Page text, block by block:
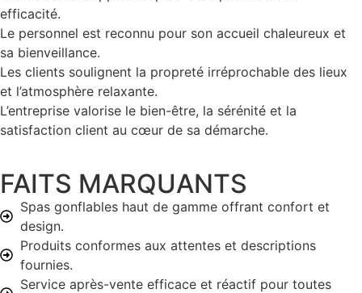
efficacité.
Le personnel est reconnu pour son accueil chaleureux et
sa bienveillance.
Les clients soulignent la propreté irréprochable des lieux
et l’atmosphère relaxante.
L’entreprise valorise le bien-être, la sérénité et la
satisfaction client au cœur de sa démarche.
FAITS MARQUANTS
Spas gonflables haut de gamme offrant confort et
design.
Produits conformes aux attentes et descriptions
fournies.
Service après-vente efficace et réactif pour toutes